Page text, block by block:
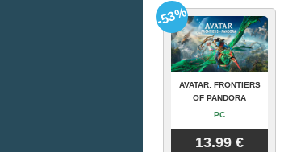
AVATAR: FRONTIERS
OF PANDORA
PC
13.99 €
-53%